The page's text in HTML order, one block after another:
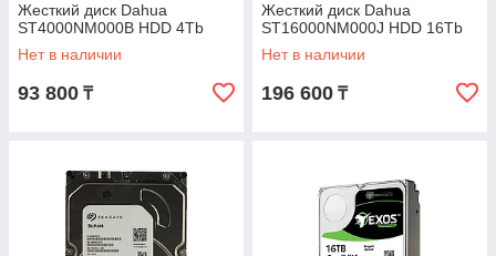
Жесткий диск Dahua
ST4000NM000B HDD 4Tb
Нет в наличии
93 800 ₸
Жесткий диск Dahua
ST16000NM000J HDD 16Tb
Нет в наличии
196 600 ₸